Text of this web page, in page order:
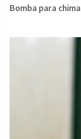
Bomba para